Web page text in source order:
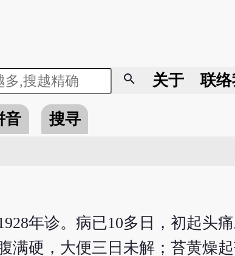
search 关于 联络
音
搜寻
年诊。病已10多日，初起头
满硬，大便三日未解；苔黄燥